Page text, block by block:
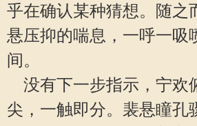
乎在确认某种猜想。随之
悬压抑的喘息，一呼一吸
间。
没有下一步指示，宁欢
尖，一触即分。裴悬瞳孔